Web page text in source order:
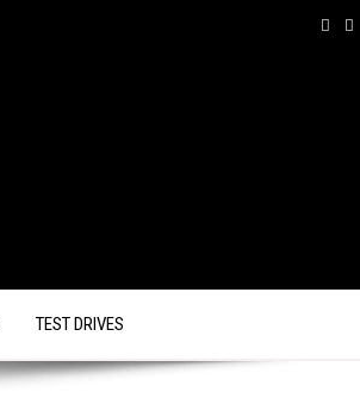
TEST DRIVES